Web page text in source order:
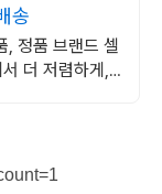
송
, 정품 브랜드 셀
더 저렴하게,